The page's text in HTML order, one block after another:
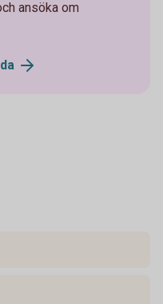
ansöka om